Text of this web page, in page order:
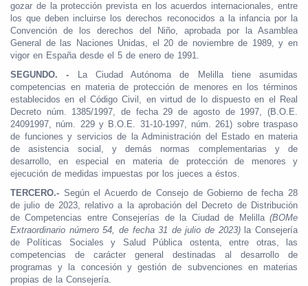
gozar de la protección prevista en los acuerdos internacionales, entre
los que deben incluirse los derechos reconocidos a la infancia por la
Convención de los derechos del Niño, aprobada por la Asamblea
General de las Naciones Unidas, el 20 de noviembre de 1989, y en
vigor en España desde el 5 de enero de 1991.
SEGUNDO. -
La Ciudad Autónoma de Melilla tiene asumidas
competencias en materia de protección de menores en los términos
establecidos en el Código Civil, en virtud de lo dispuesto en el Real
Decreto núm. 1385/1997, de fecha 29 de agosto de 1997, (B.O.E.
24091997, núm. 229 y B.O.E. 31-10-1997, núm. 261) sobre traspaso
de funciones y servicios de la Administración del Estado en materia
de asistencia social, y demás normas complementarias y de
desarrollo, en especial en materia de protección de menores y
ejecución de medidas impuestas por los jueces a éstos.
TERCERO.- Según el Acuerdo de Consejo de Gobierno de fecha 28
de julio de 2023, relativo a la aprobación del Decreto de Distribución
de Competencias entre Consejerías de la Ciudad de Melilla (BOMe
Extraordinario número 54, de fecha 31 de julio de 2023) la Consejería
de Políticas Sociales y Salud Pública ostenta, entre otras, las
competencias de carácter general destinadas al desarrollo de
programas y la concesión y gestión de subvenciones en materias
propias de la Consejería.